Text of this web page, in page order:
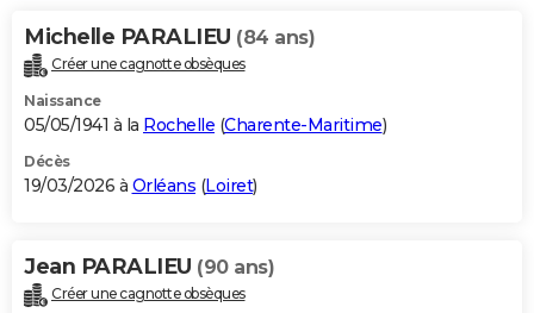
Alimentation
Guide de la santé
Maladies
Médicaments
Sommeil
VOYAGE
Destinations
City break
Voyage nature
Voyage de noces
Forum
Climat
+PHOTO
GUIDES D'ACHAT
BONS PLANS
Carte de Noël
Carte Bonne année
Carte Saint-Valentin
Carte Pâques
Carte d'anniversaire
DICTIONNAIRE
Michelle PARALIEU (84 ans)
Créer une cagnotte obsèques
Naissance
05/05/1941 à la Rochelle (Charente-Maritime)
Décès
19/03/2026 à Orléans (Loiret)
Jean PARALIEU (90 ans)
Créer une cagnotte obsèques